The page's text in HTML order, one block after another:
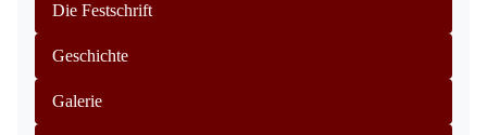
Die Festschrift
Geschichte
Galerie